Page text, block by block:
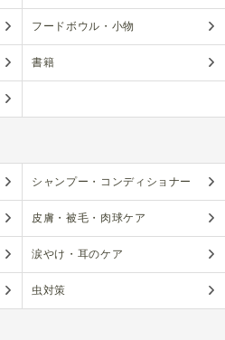
フードボウル・小物
書籍
シャンプー・コンディショナー
皮膚・被毛・肉球ケア
涙やけ・耳のケア
虫対策